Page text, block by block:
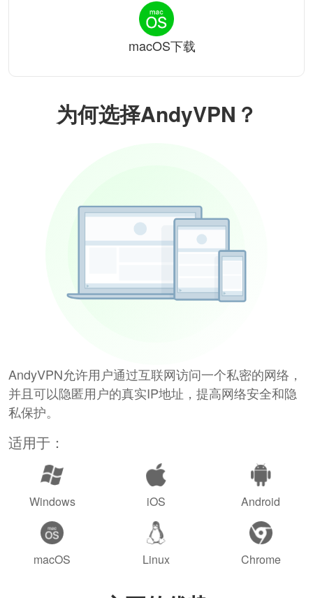
为何选择AndyVPN？
AndyVPN允许用户通过互联网访问一个私密的网络，
并且可以隐匿用户的真实IP地址，提高网络安全和隐
私保护。
适用于：
Windows iOS Android
macOS Linux Chrome
macOS下载